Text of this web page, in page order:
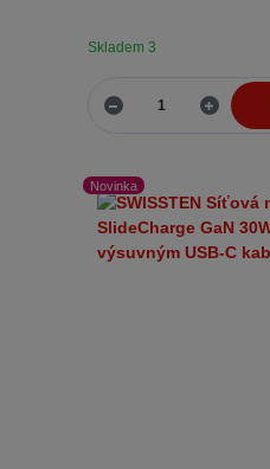
Skladem 3
Novinka